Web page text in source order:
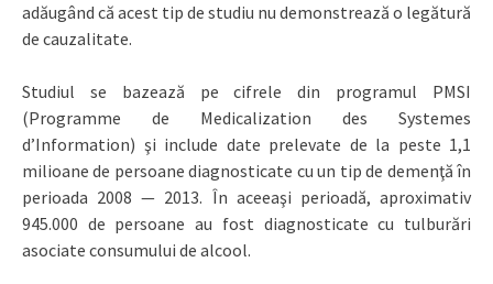
adăugând că acest tip de studiu nu demonstrează o legătură
de cauzalitate.
Studiul se bazează pe cifrele din programul PMSI
(Programme de Medicalization des Systemes
d’Information) şi include date prelevate de la peste 1,1
milioane de persoane diagnosticate cu un tip de demenţă în
perioada 2008 — 2013. În aceeaşi perioadă, aproximativ
945.000 de persoane au fost diagnosticate cu tulburări
asociate consumului de alcool.